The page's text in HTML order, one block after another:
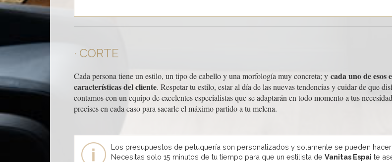
CORTE
Cada persona tiene un estilo, un tipo de cabello y una morfología muy concreta; y cada uno de esos
características del cliente. Respetar tu estilo, estar al día de las nuevas tendencias y cuidar de que
contamos con un equipo de excelentes especialistas que se adaptarán en todo momento a tus
precises en cada caso para sacarle el máximo partido a tu melena.
Los presupuestos de peluquería son personalizados y solamente se pueden hacer
Necesitas solo 15 minutos de tu tiempo para que un estilista deVanitas Espai te